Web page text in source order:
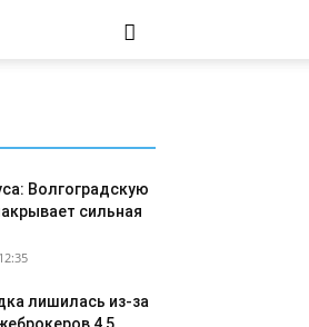
Волгоградскую
сильная
лишилась из-за